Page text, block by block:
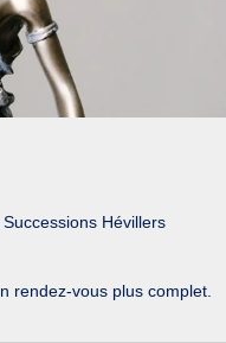
Hévillers
rendez-vous plus complet.